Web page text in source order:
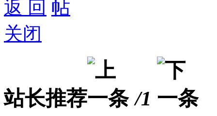
返 回
关闭
站长推荐 /1